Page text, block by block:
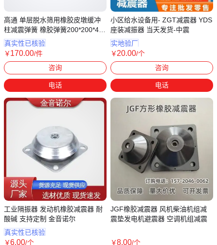
高通 单层脱水筛用橡胶皮墩缓冲
柱减震弹簧 橡胶弹簧200*200*40
高弹
真实性已核验
￥170.00/件
咨询
电话
工业隔振器 发动机橡胶减震器 耐
酸碱 支持定制 金音诺尔
真实性已核验
￥6.00/个
小区给水设备用- ZGT减震器 YDS
座装减振器 当天发货-中震
实地验厂
￥20.00/个
咨询
电话
JGF橡胶减震器 风机柴油机组减
震垫发电机避震器 空调机组减震
￥8.00/个